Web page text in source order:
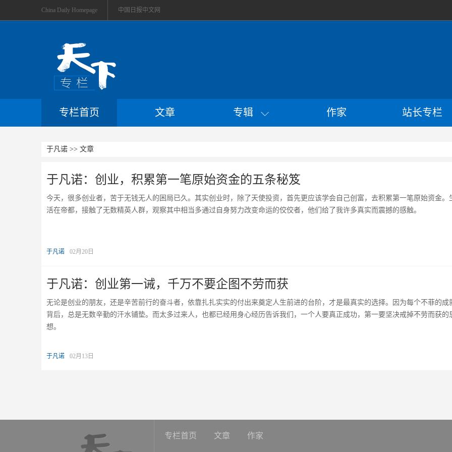
China Daily Homepage 中国日报中文网
专栏首页 文章 专辑 作家 站长专栏
于凡诺 >> 文章
于凡诺：创业，积累第一笔原始资金的五条秘笈
今天，很多创业者，苦于无钱无人的困局已久。其实创业时，除了天使投资，首先更应该学会自己创富，去积累第一笔原始资金。
活在帝都，接触了无数精英人群，观察其中相当多通过自身努力改变命运的佼佼者，他们给了我许多真实而震撼的感触。
于凡诺 02月20日
于凡诺：创业第一诫，千万不要企图不劳而获
无论是创业的朋友，还是辛苦前行的奋斗者，依靠扎扎实实的付出来奠定人生前进的台阶，才是最真实的选择。因为每个不菲的成
背后，总是无数辛勤的汗水铺垫。而太多过来人，也都已经用身心经历告诉我们，一个人要真正成功，第一要坚决戒掉不劳而获的
想。
于凡诺 02月13日
专栏首页 文章 作家